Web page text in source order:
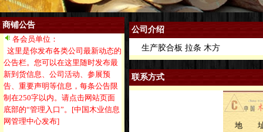
商铺公告
各会员单位：
这里是你发布各类公司最新动态的
公告栏。您可以在这里随时发布最
新到货信息、公司活动、参展预
告、重要声明等信息，每条公告限
制在250字以内。请点击网站页面
底部的“管理入口”。[中国木业信息
网管理中心发布]
公司介绍
生产胶合板 拉条 木方
联系方式
地 址